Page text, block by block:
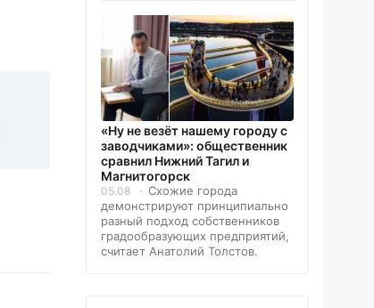
«Ну не везёт нашему городу с
заводчиками»: общественник
сравнил Нижний Тагил и
Магнитогорск
05.08
Схожие города
демонстрируют принципиально
разный подход собственников
градообразующих предприятий,
считает Анатолий Толстов.